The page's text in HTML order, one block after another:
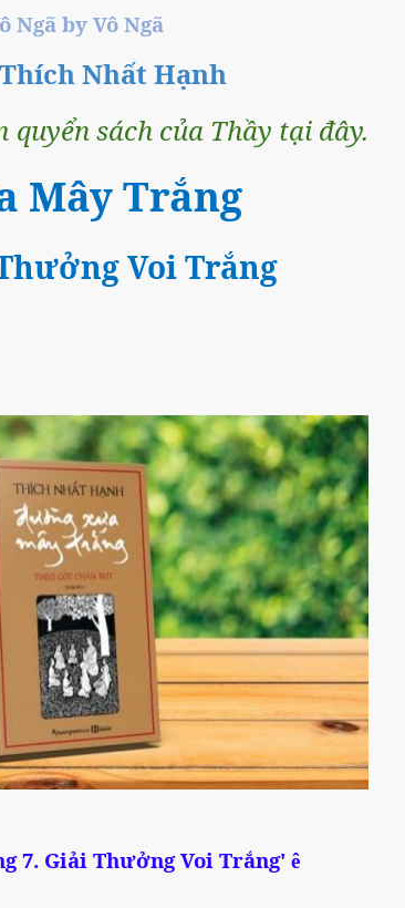
Ngã by Vô Ngã
Nhất Hạnh
sách của Thầy tại đây.
Mây Trắng
Voi Trắng
7. Giải Thưởng Voi Trắng' ê